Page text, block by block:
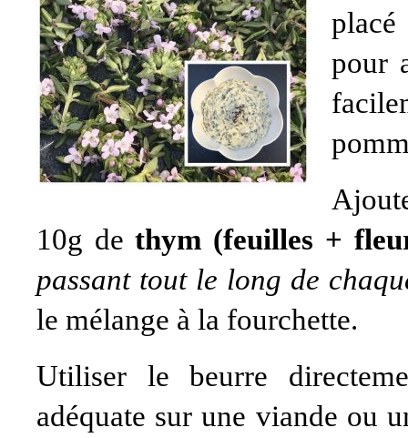
placé
pour
10g dethym (feuilles +
passant tout le long de
le mélange à la fourchette.
Utiliser le beurre
adéquate sur une viande ou